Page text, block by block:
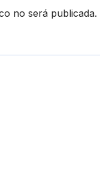
no será publicada.